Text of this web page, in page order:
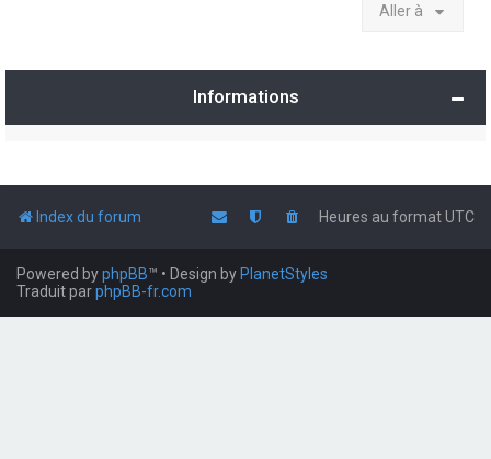
Aller à
Informations
Index du forum Heures au formatUTC
Powered byphpBB™ • Design by PlanetStyles
Traduit parphpBB-fr.com